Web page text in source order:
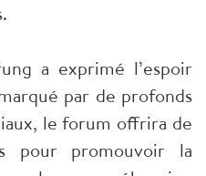
a exprimé l’espoir
par de profonds
le forum offrira de
pour promouvoir la